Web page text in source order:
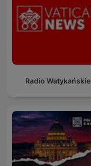
Radio Watykańskie